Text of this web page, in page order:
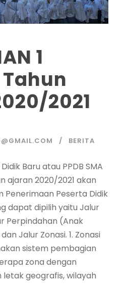
1
2021
BERITA
Baru atau PPDB SMA
ajaran 2020/2021 akan
Penerimaan Peserta Didik
dapat dipilih yaitu Jalur
Perpindahan (Anak
Jalur Zonasi. 1. Zonasi
sistem pembagian
zona dengan
geografis, wilayah